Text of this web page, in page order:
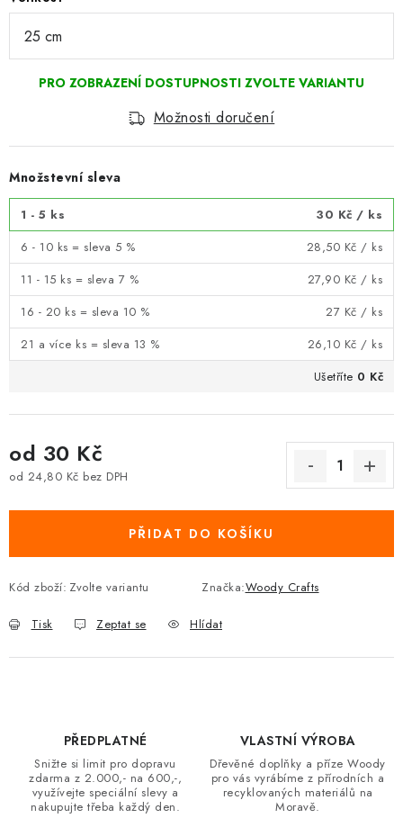
Možnosti doručení
Množstevní sleva
1 - 5 ks 30 Kč / ks
6 - 10 ks = sleva 5 %
28,50 Kč / ks
11 - 15 ks = sleva 7 %
27,90 Kč / ks
16 - 20 ks = sleva 10 %
27 Kč / ks
21 a více ks = sleva 13 %
26,10 Kč / ks
Ušetříte 0 Kč
od 30 Kč
od 24,80 Kč bez DPH
PŘIDAT DO KOŠÍKU
Kód zboží: Zvolte variantu Značka:Woody Crafts
Tisk Zeptat se Hlídat
PŘEDPLATNÉ
Snižte si limit pro dopravu
zdarma z 2.000,- na 600,-,
využívejte speciální slevy a
nakupujte třeba každý den.
VLASTNÍ VÝROBA
Dřevěné doplňky a příze Woody
pro vás vyrábíme z přírodních a
recyklovaných materiálů na
Moravě.